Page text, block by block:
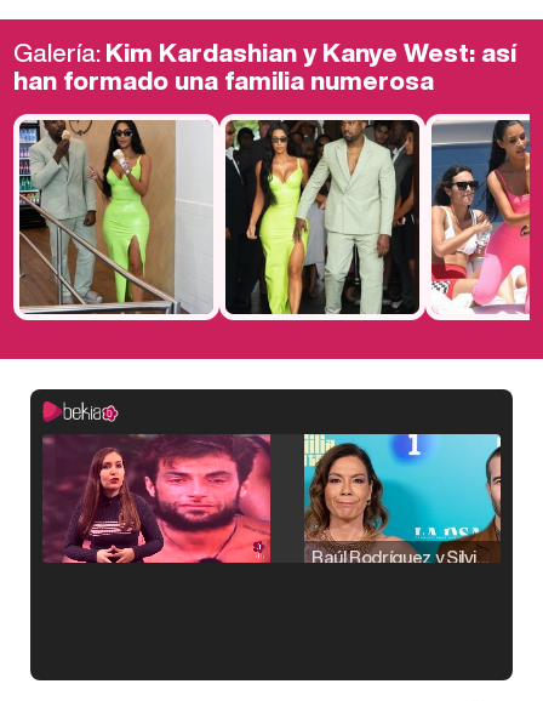
Galería:Kim Kardashian y Kanye West: así
han formado una familia numerosa
Raúl Rodríguez y Silvia Taulés nos cuentan su papel en 'La familia de la tele'